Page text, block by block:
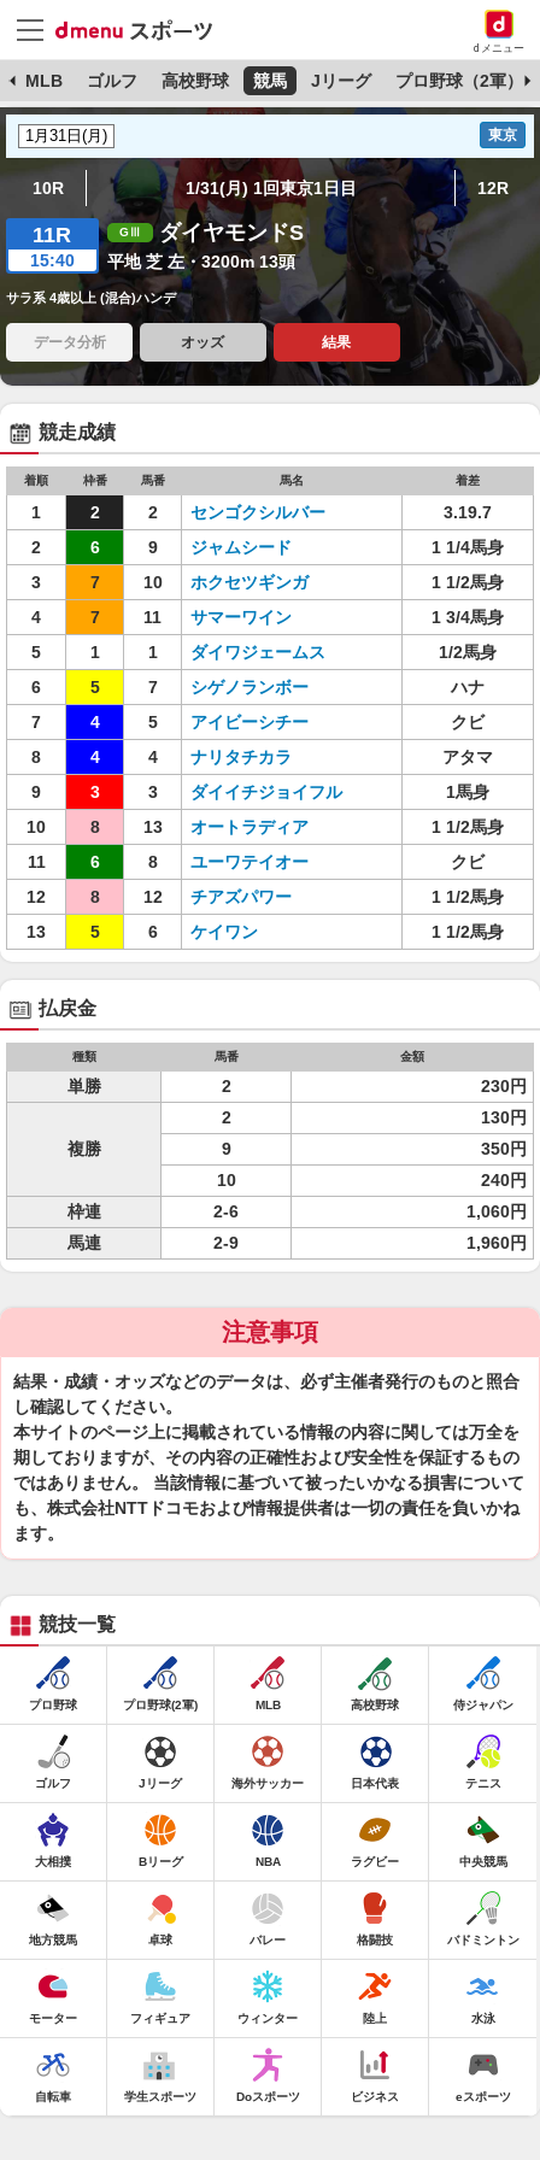
dメニュー
MLB ゴルフ 高校野球 競馬 Jリーグ プロ野球（2軍）
東京
10R 1/31(月) 1回東京1日目 12R
11R
15:40
ダイヤモンドS
平地 芝 左・3200m 13頭
サラ系 4歳以上 (混合)ハンデ
データ分析 オッズ 結果
競走成績
着順 枠番 馬番 馬名 着差
1 2 2 センゴクシルバー
3.19.7
2
6 9 ジャムシード
1 1/4馬身
3
7 10 ホクセツギンガ
1 1/2馬身
4
7 11 サマーワイン
1 3/4馬身
5
1 1 ダイワジェームス
1/2馬身
6
5 7 シゲノランボー
ハナ
7
4 5 アイビーシチー
クビ
8
4 4 ナリタチカラ
アタマ
9
3 3 ダイイチジョイフル
1馬身
10
8 13 オートラディア
1 1/2馬身
11
6 8 ユーワテイオー
クビ
12
8 12 チアズパワー
1 1/2馬身
13
5 6 ケイワン 1 1/2馬身
払戻金
種類 馬番 金額
単勝 2 230円
複勝
2
130円
9
350円
10
240円
枠連
2-6
1,060円
馬連
2-9 1,960円
注意事項
結果・成績・オッズなどのデータは、必ず主催者発行のものと照合
し確認してください。
本サイトのページ上に掲載されている情報の内容に関しては万全を
期しておりますが、その内容の正確性および安全性を保証するもの
ではありません。 当該情報に基づいて被ったいかなる損害について
も、株式会社NTTドコモおよび情報提供者は一切の責任を負いかね
ます。
競技一覧
プロ野球 プロ野球(2軍) MLB 高校野球 侍ジャパン
ゴルフ Jリーグ 海外サッカー 日本代表 テニス
大相撲 Bリーグ NBA ラグビー 中央競馬
地方競馬 卓球 バレー 格闘技 バドミントン
モーター フィギュア ウィンター 陸上 水泳
自転車 学生スポーツ Doスポーツ ビジネス eスポーツ